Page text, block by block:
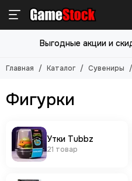
Сувениры
Смотреть все товары
Фигурки
Фигурки
Смотреть все товары
Утки Tubbz
Выгодные акции и
Главная Каталог Сувениры
Фигурки
Утки Tubbz
21 товар